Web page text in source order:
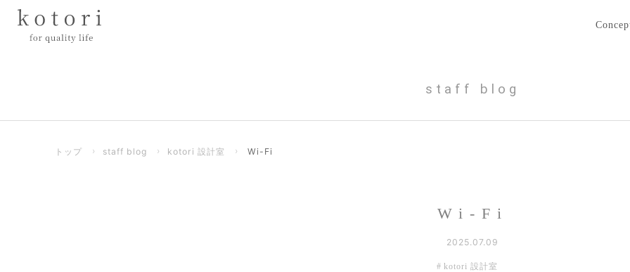
staff blog
トップ › staff blog › kotori 設計室 › Wi-Fi
Wi-Fi
2025.07.09
kotori 設計室